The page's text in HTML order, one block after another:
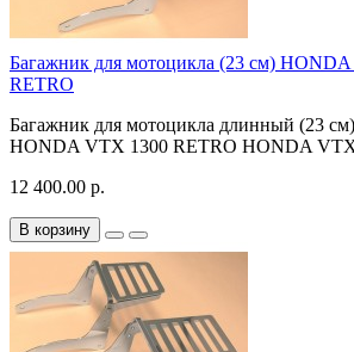
Багажник для мотоцикла (23 см)
RETRO
Багажник для мотоцикла длинный (23
HONDA VTX 1300 RETRO HONDA
12 400.00 р.
В корзину